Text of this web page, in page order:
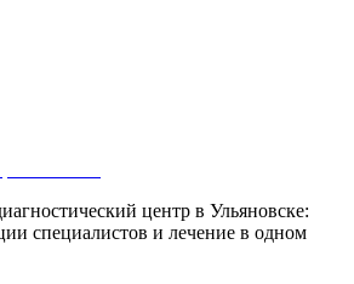
рождения
центр в Ульяновске:
специалистов и лечение в одном